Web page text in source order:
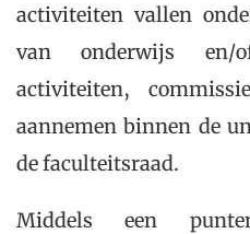
activiteiten vallen
van onderwijs en/of
activiteiten,
aannemen binnen de
de faculteitsraad.
Middels een